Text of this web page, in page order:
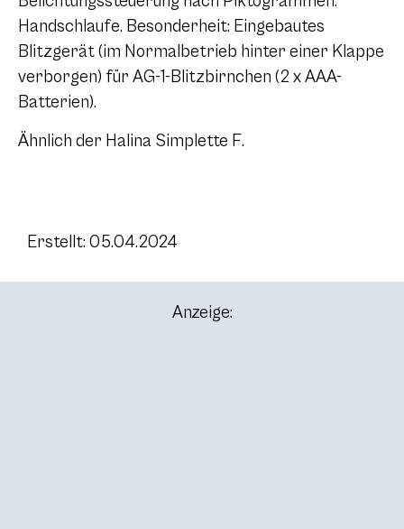
Handschlaufe. Besonderheit: Eingebautes
Blitzgerät (im Normalbetrieb hinter einer Klappe
verborgen) für AG-1-Blitzbirnchen (2 x AAA-
Batterien).
Ähnlich der Halina Simplette F.
Erstellt: 05.04.2024
Anzeige: